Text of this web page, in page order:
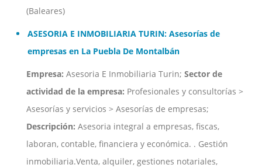
(Baleares)
ASESORIA E INMOBILIARIA TURIN: Asesorías de
empresas en La Puebla De Montalbán
Empresa: Asesoria E Inmobiliaria Turin; Sector de
actividad de la empresa: Profesionales y consultorías >
Asesorías y servicios > Asesorías de empresas;
Descripción: Asesoria integral a empresas, fiscas,
laboran, contable, financiera y económica. . Gestión
inmobiliaria.Venta, alquiler, gestiones notariales,